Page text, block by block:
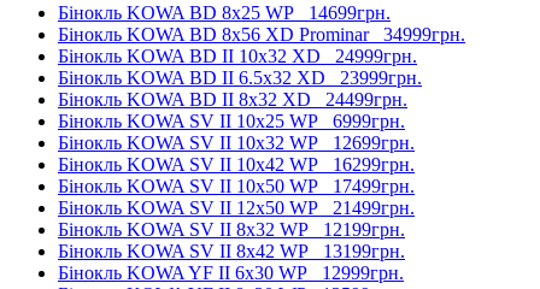
Бінокль KOWA BD 8x25 WP 14699грн.
Бінокль KOWA BD 8x56 XD Prominar 34999грн.
Бінокль KOWA BD II 10x32 XD 24999грн.
Бінокль KOWA BD II 6.5x32 XD 23999грн.
Бінокль KOWA BD II 8x32 XD 24499грн.
Бінокль KOWA SV II 10x25 WP 6999грн.
Бінокль KOWA SV II 10x32 WP 12699грн.
Бінокль KOWA SV II 10x42 WP 16299грн.
Бінокль KOWA SV II 10x50 WP 17499грн.
Бінокль KOWA SV II 12x50 WP 21499грн.
Бінокль KOWA SV II 8x32 WP 12199грн.
Бінокль KOWA SV II 8x42 WP 13199грн.
Бінокль KOWA YF II 6x30 WP 12999грн.